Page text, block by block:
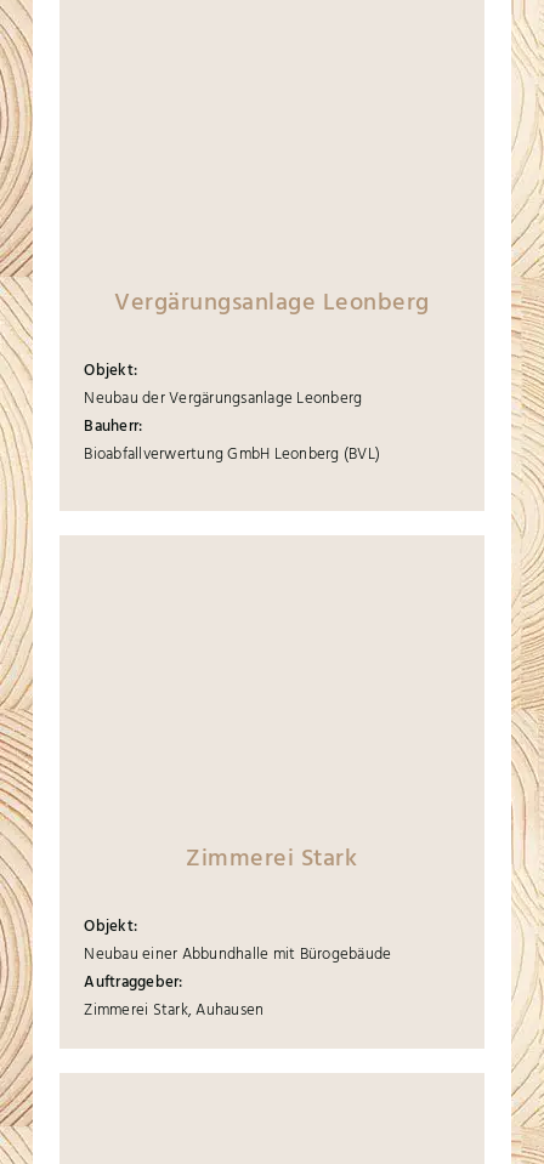
Vergärungsanlage Leonberg
Objekt:
Neubau der Vergärungsanlage Leonberg
Bauherr:
Bioabfallverwertung GmbH Leonberg (BVL)
Zimmerei Stark
Objekt:
Neubau einer Abbundhalle mit Bürogebäude
Auftraggeber:
Zimmerei Stark, Auhausen